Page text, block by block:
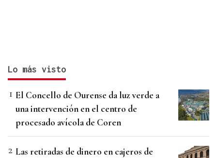
Lo más visto
El Concello de Ourense da luz verde a
una intervención en el centro de
procesado avícola de Coren
Las retiradas de dinero en cajeros de